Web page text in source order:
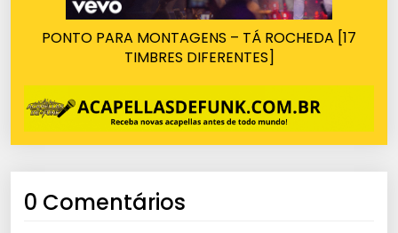
PONTO PARA MONTAGENS – TÁ ROCHEDA [17
TIMBRES DIFERENTES]
0 Comentários